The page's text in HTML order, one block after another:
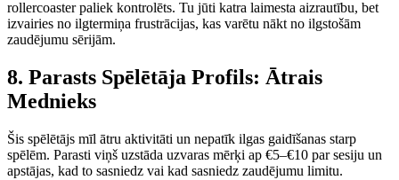
rollercoaster paliek kontrolēts. Tu jūti katra laimesta aizrautību, bet
izvairies no ilgtermiņa frustrācijas, kas varētu nākt no ilgstošām
zaudējumu sērijām.
8. Parasts Spēlētāja Profils: Ātrais
Mednieks
Šis spēlētājs mīl ātru aktivitāti un nepatīk ilgas gaidīšanas starp
spēlēm. Parasti viņš uzstāda uzvaras mērķi ap €5–€10 par sesiju un
apstājas, kad to sasniedz vai kad sasniedz zaudējumu limitu.